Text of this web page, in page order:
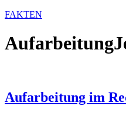
FAKTEN
Aufarbeitung im